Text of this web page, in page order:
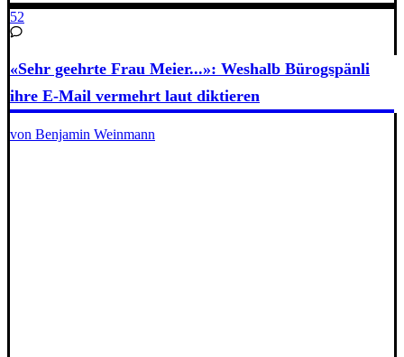
52
«Sehr geehrte Frau Meier...»: Weshalb Bürogspänli
ihre E-Mail vermehrt laut diktieren
von Benjamin Weinmann